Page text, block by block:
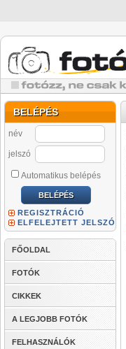
BELÉPÉS
név
jelszó
Automatikus belépés
REGISZTRÁCIÓ
ELFELEJTETT JELSZÓ
FŐOLDAL
FOTÓK
CIKKEK
A LEGJOBB FOTÓK
FELHASZNÁLÓK